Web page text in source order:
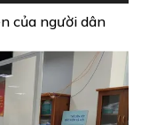
của người dân